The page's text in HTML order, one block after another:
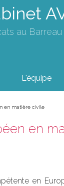
au
L'équipe
en matière civile
en
en